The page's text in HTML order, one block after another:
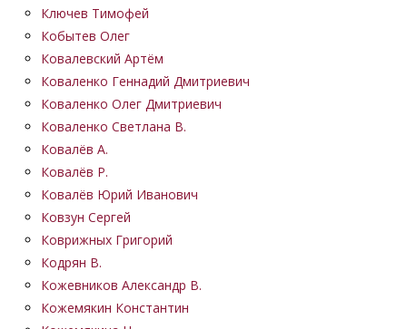
Ключев Тимофей
Кобытев Олег
Ковалевский Артём
Коваленко Геннадий Дмитриевич
Коваленко Олег Дмитриевич
Коваленко Светлана В.
Ковалёв А.
Ковалёв Р.
Ковалёв Юрий Иванович
Ковзун Сергей
Коврижных Григорий
Кодрян В.
Кожевников Александр В.
Кожемякин Константин